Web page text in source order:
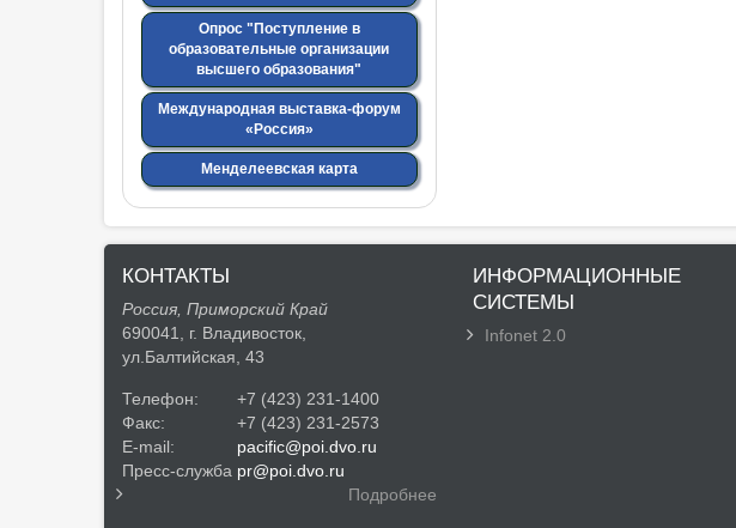
Опрос "Поступление в
образовательные организации
высшего образования"
Международная выставка-форум
«Россия»
Менделеевская карта
КОНТАКТЫ
Россия, Приморский Край
690041, г. Владивосток,
ул.Балтийская, 43
Телефон:
+7 (423) 231-1400
Факс:
+7 (423) 231-2573
E-mail:
pacific@poi.dvo.ru
Пресс-служба pr@poi.dvo.ru
Подробнее
ИНФОРМАЦИОННЫЕ
СИСТЕМЫ
Infonet 2.0